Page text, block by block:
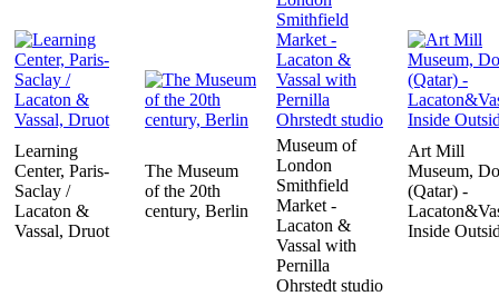
Learning
Center, Paris-
Saclay /
Lacaton &
Vassal, Druot
The Museum
of the 20th
century, Berlin
Museum of
London
Smithfield
Market -
Lacaton &
Vassal with
Pernilla
Ohrstedt studio
Art Mill
Museum,
(Qatar) -
Inside